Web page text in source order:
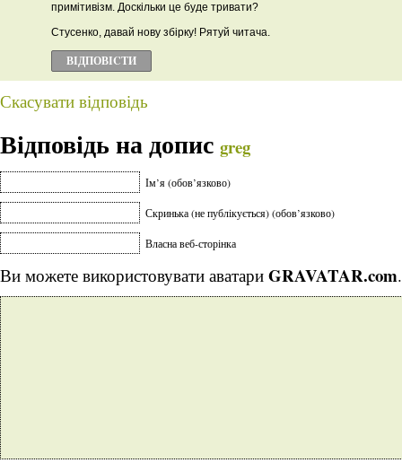
примітивізм. Доскільки це буде тривати?
Стусенко, давай нову збірку! Рятуй читача.
ВІДПОВІCТИ
Скасувати відповідь
Відповідь на допис greg
Ім’я (обов’язково)
Скринька (не публікується) (обов’язково)
Власна веб-сторінка
Ви можете використовувати аватари GRAVATAR.com.